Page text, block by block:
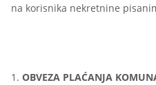
na korisnika nekretnine
OBVEZA PLAĆANJA